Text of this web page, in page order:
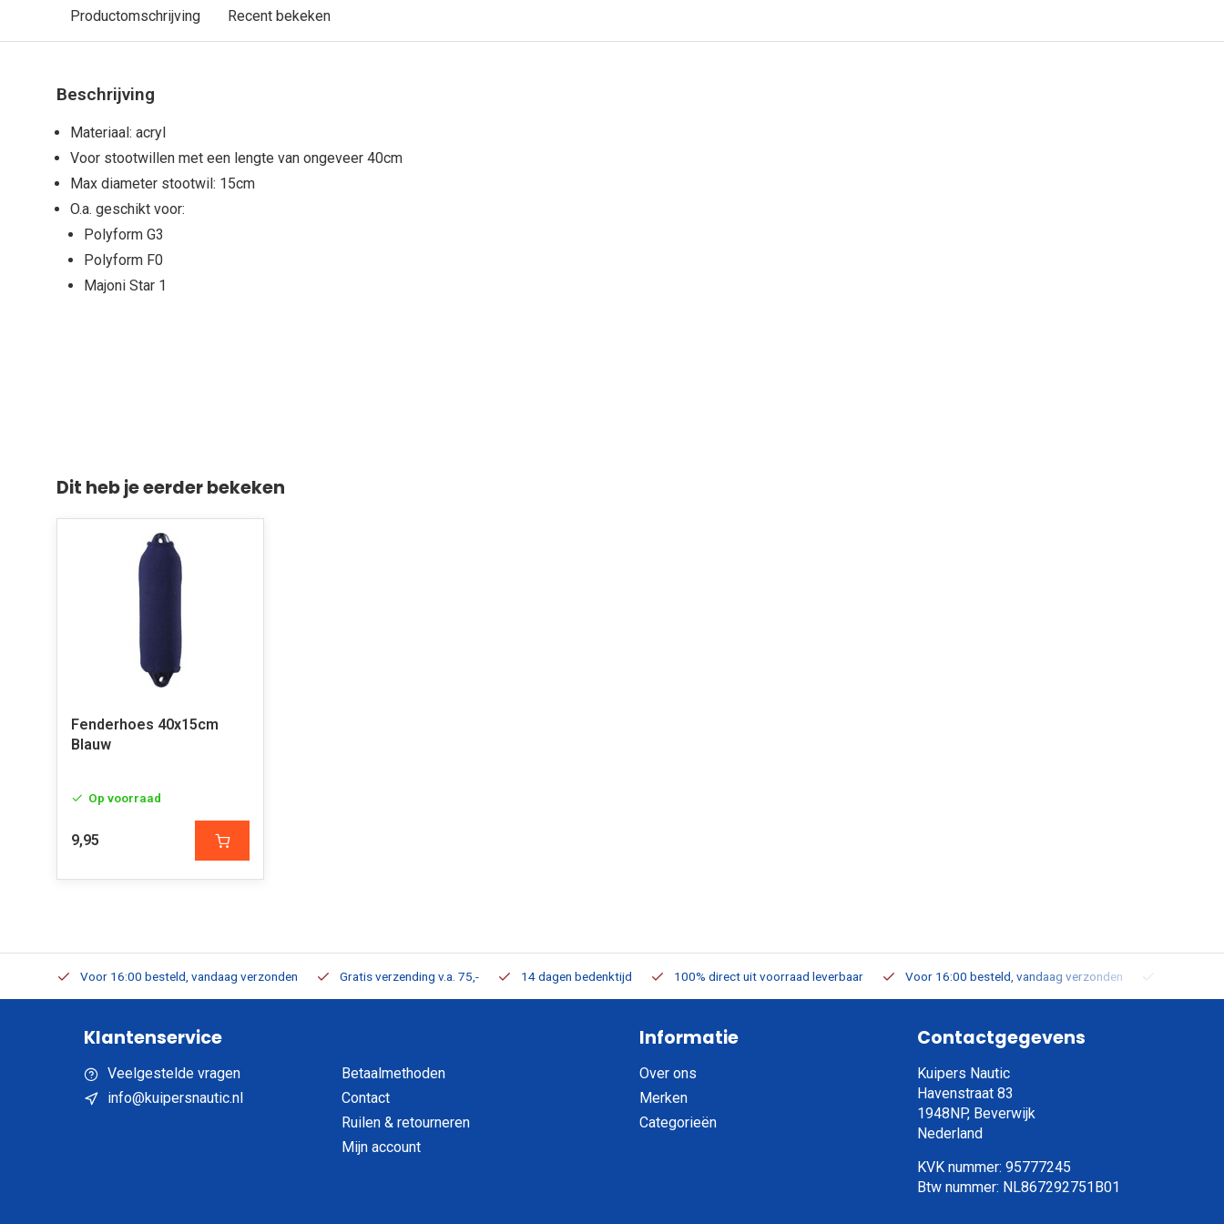
Productomschrijving Recent bekeken
Beschrijving
Materiaal: acryl
Voor stootwillen met een lengte van ongeveer 40cm
Max diameter stootwil: 15cm
O.a. geschikt voor:
Polyform G3
Polyform F0
Majoni Star 1
Dit heb je eerder bekeken
Fenderhoes 40x15cm
Blauw
Op voorraad
9,95
Voor 16:00 besteld, vandaag verzonden Gratis verzending v.a. 75,- 14 dagen bedenktijd 100% direct uit voorraad leverbaar Voor 16:00 besteld, vandaag verzonden
Klantenservice
Veelgestelde vragen
info@kuipersnautic.nl
Betaalmethoden
Contact
Ruilen & retourneren
Mijn account
Informatie
Over ons
Merken
Categorieën
Contactgegevens
Kuipers Nautic
Havenstraat 83
1948NP, Beverwijk
Nederland
KVK nummer: 95777245
Btw nummer: NL867292751B01